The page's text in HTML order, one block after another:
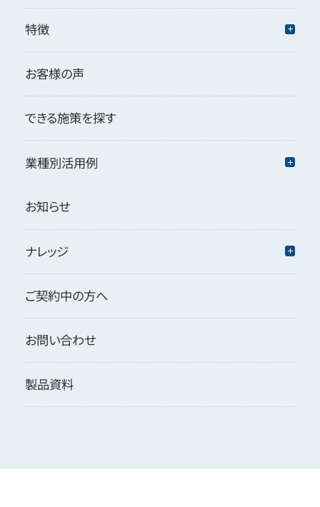
特徴
お客様の声
できる施策を探す
業種別活用例
お知らせ
ナレッジ
ご契約中の方へ
お問い合わせ
製品資料